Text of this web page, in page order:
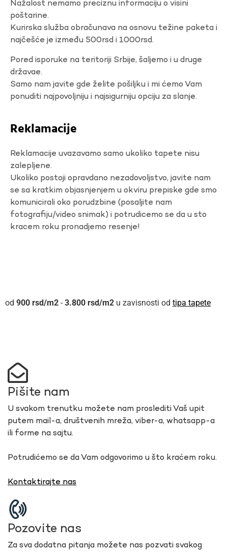
Nažalost nemamo preciznu informaciju o visini
poštarine.
Kurirska služba obračunava na osnovu težine paketa i
najčešće je između 500rsd i 1000rsd.
Pored isporuke na teritoriji Srbije, šaljemo i u druge
državae.
Samo nam javite gde želite pošiljku i mi ćemo Vam
ponuditi najpovoljniju i najsigurniju opciju za slanje.
Reklamacije
Reklamacije uvazavamo samo ukoliko tapete nisu
zalepljene.
Ukoliko postoji opravdano nezadovoljstvo, javite nam
se sa kratkim objasnjenjem u okviru prepiske gde smo
komunicirali oko porudzbine (posaljite nam
fotografiju/video snimak) i potrudicemo se da u sto
kracem roku pronadjemo resenje!
900 rsd - 3.800 rsd u zavisnosti od tipa tapete
Pišite nam
U svakom trenutku možete nam proslediti Vaš upit
putem mail-a, društvenih mreža, viber-a, whatsapp-a
ili forme na sajtu.
Potrudićemo se da Vam odgovorimo u što kraćem roku.
Kontaktirajte nas
Pozovite nas
Za sva dodatna pitanja možete nas pozvati svakog